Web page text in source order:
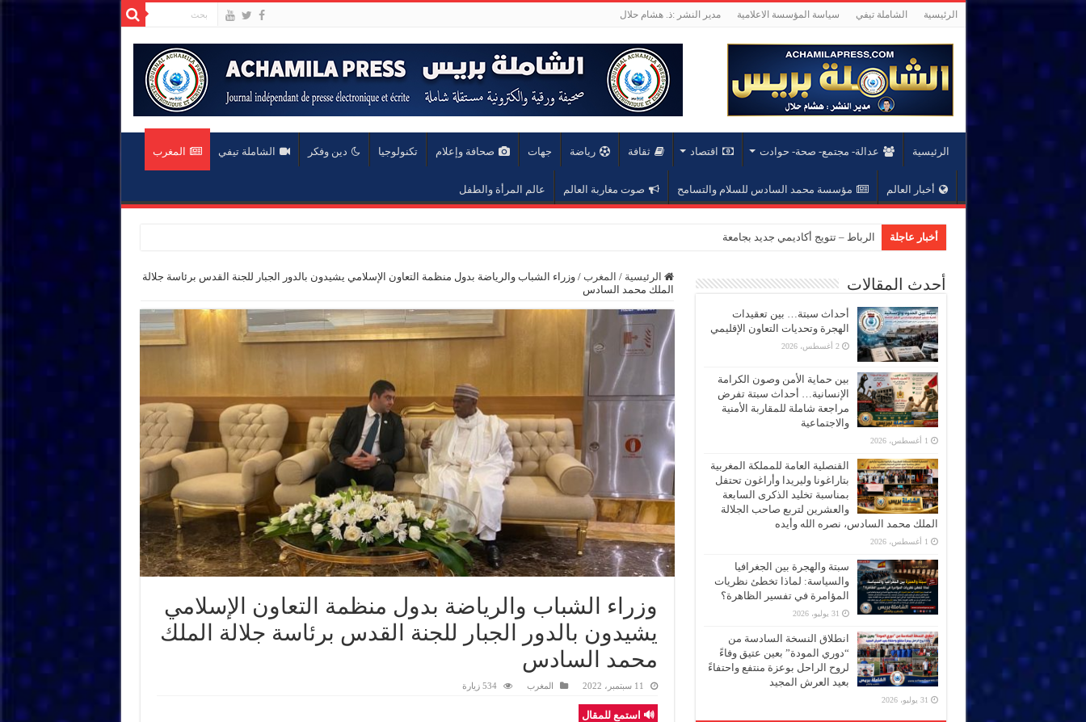
الرئيسية الشاملة تيفي سياسة المؤسسة الاعلامية مدير النشر :ذ. هشام حلال
الرئيسية عدالة- مجتمع- صحة- حوادت اقتصاد ثقافة رياضة جهات صحافة وإعلام تكنولوجيا دين وفكر الشاملة تيفي المغرب
أخبار العالم مؤسسة محمد السادس للسلام والتسامح صوت مغاربة العالم عالم المرأة والطفل
أخبار عاجلة الرباط – تتويج أكاديمي جديد بجامعة محمد الخامس
الرئيسية / المغرب / وزراء الشباب والرياضة بدول منظمة التعاون الإسلامي يشيدون بالدور الجبار للجنة القدس برئاسة جلالة
الملك محمد السادس
وزراء الشباب والرياضة بدول منظمة التعاون الإسلامي
يشيدون بالدور الجبار للجنة القدس برئاسة جلالة الملك
محمد السادس
11 سبتمبر، 2022 المغرب 534 زيارة
🔊 استمع للمقال
أحدث المقالات
أحداث سبتة… بين تعقيدات
الهجرة وتحديات التعاون الإقليمي
2 أغسطس، 2026
بين حماية الأمن وصون الكرامة
الإنسانية… أحداث سبتة تفرض
مراجعة شاملة للمقاربة الأمنية
والاجتماعية
1 أغسطس، 2026
القنصلية العامة للمملكة المغربية
بتاراغونا وليريدا وأراغون تحتفل
بمناسبة تخليد الذكرى السابعة
والعشرين لتربع صاحب الجلالة
الملك محمد السادس، نصره الله وأيده
1 أغسطس، 2026
سبتة والهجرة بين الجغرافيا
والسياسة: لماذا تخطئ نظريات
المؤامرة في تفسير الظاهرة؟
31 يوليو، 2026
انطلاق النسخة السادسة من
“دوري المودة” بعين عتيق وفاءً
لروح الراحل بوعزة منتفع واحتفاءً
بعيد العرش المجيد
31 يوليو، 2026